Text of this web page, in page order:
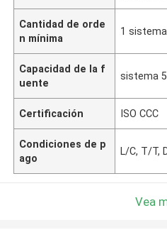
Cantidad de orde
n mínima
1 sistema
Capacidad de la f
uente
sistema
Certificación ISO CCC
Condiciones de p
ago
L/C, T/T,
Vea